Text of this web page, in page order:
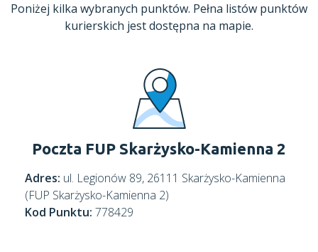
Poniżej kilka wybranych punktów. Pełna listów punktów
kurierskich jest dostępna na mapie.
Poczta FUP Skarżysko-Kamienna 2
Adres: ul. Legionów 89, 26111 Skarżysko-Kamienna
(FUP Skarżysko-Kamienna 2)
Kod Punktu: 778429